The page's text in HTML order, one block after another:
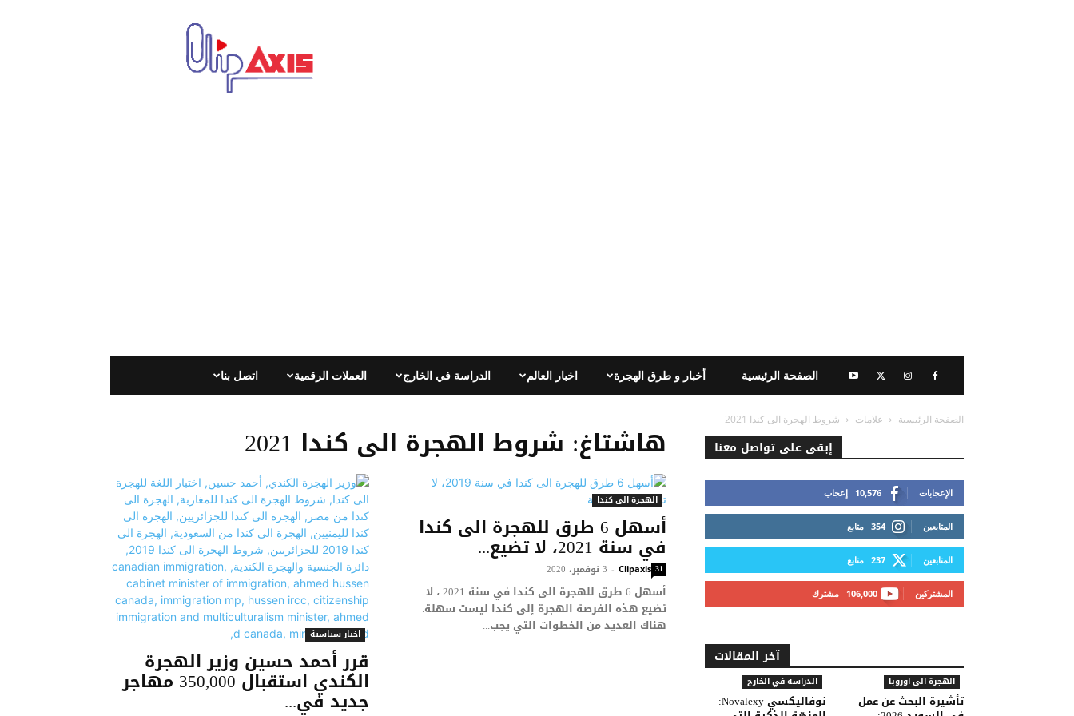
اتصل بنا العملات الرقمية الدراسة في الخارج اخبار العالم أخبار و طرق الهجرة الصفحة الرئيسية
الصفحة الرئيسية علامات شروط الهجرة الى كندا 2021
هاشتاغ: شروط الهجرة الى كندا 2021
اخبار سياسية
قرر أحمد حسين وزير الهجرة
الكندي استقبال 350,000 مهاجر
جديد في...
الهجرة الى كندا
أسهل 6 طرق للهجرة الى كندا
في سنة 2021، لا تضيع...
Clipaxis
- 3 نوفمبر، 2020 31
أسهل 6 طرق للهجرة الى كندا في سنة 2021 ، لا
تضيع هذه الفرصة الهجرة إلى كندا ليست سهلة.
هناك العديد من الخطوات التي يجب...
إبقى على تواصل معنا
10,576 إعجاب الإعجابات
354 متابع المتابعين
237 متابع المتابعين
106,000 مشترك المشتركين
آخر المقالات
الدراسة في الخارج
نوفاليكسي Novalexy:
الهجرة الى اوروبا
تأشيرة البحث عن عمل